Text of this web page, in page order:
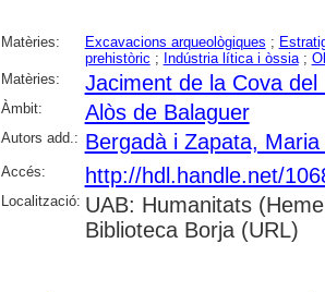
Matèries: Excavacions arqueològiques ;
prehistòric ; Indústria lítica i òssia;
Matèries:
Jaciment de la Cova
Àmbit: Alòs de Balaguer
Autors add.: Bergadà i Zapata,
Accés: http://hdl.handle.net/
Localització: UAB: Humanitats
Biblioteca Borja (URL)